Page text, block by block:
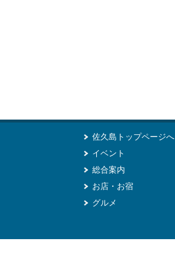
佐久島トップページへ
イベント
総合案内
お店・お宿
グルメ